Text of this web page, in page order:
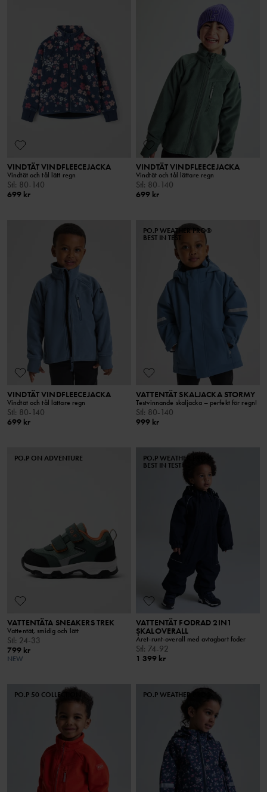
VINDTÄT VINDFLEECEJACKA
Vindtät och tål lätt regn
Stl: 80-140
699 kr
VINDTÄT VINDFLEECEJACKA
Vindtät och tål lättare regn
Stl: 80-140
699 kr
VINDTÄT VINDFLEECEJACKA
Vindtät och tål lättare regn
Stl : 80-140
699 kr
PO.P WEATHER PRO®
BEST IN TEST
VATTENTÄT SKALJACKA STORMY
Testvinnande skaljacka – perfekt för regn!
Stl : 80-140
999 kr
PO.P ON ADVENTURE
VATTENTÄTA SNEAKERS TREK
Vattentät, smidig och lätt
Stl: 24-33
799 kr
NEW
PO.P WEATHER PRO®
BEST IN TEST
VATTENTÄT FODRAD 2IN1
SKALOVERALL
Året-runt-overall med avtagbart foder
Stl: 74-92
1 399 kr
PO.P 50 COLLECTION PO.P WEATHER PRO®